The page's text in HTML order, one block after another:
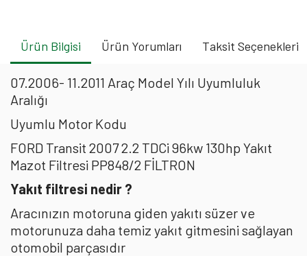
Ürün Bilgisi Ürün Yorumları Taksit Seçenekleri
07.2006- 11.2011 Araç Model Yılı Uyumluluk
Aralığı
Uyumlu Motor Kodu
FORD Transit 2007 2.2 TDCi 96kw 130hp Yakıt
Mazot Filtresi PP848/2 FİLTRON
Yakıt filtresi nedir ?
Aracınızın motoruna giden yakıtı süzer ve
motorunuza daha temiz yakıt gitmesini sağlayan
otomobil parçasıdır